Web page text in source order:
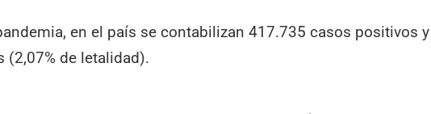
en el país se contabilizan 417.735 casos positivos y
de letalidad).